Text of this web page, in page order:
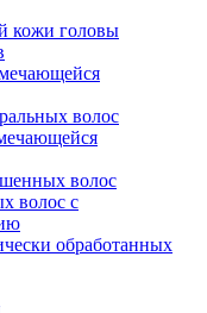
кожи головы
волос
волос
волос с
обработанных